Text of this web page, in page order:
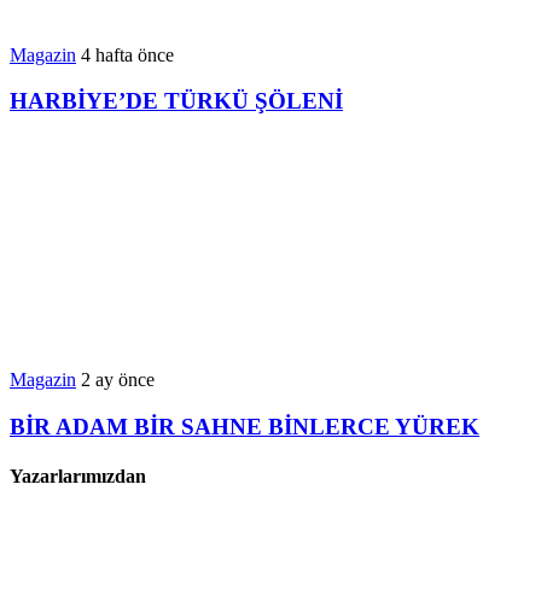
Magazin 4 hafta önce
HARBİYE’DE TÜRKÜ ŞÖLENİ
Magazin 2 ay önce
BİR ADAM BİR SAHNE BİNLERCE YÜREK
Yazarlarımızdan